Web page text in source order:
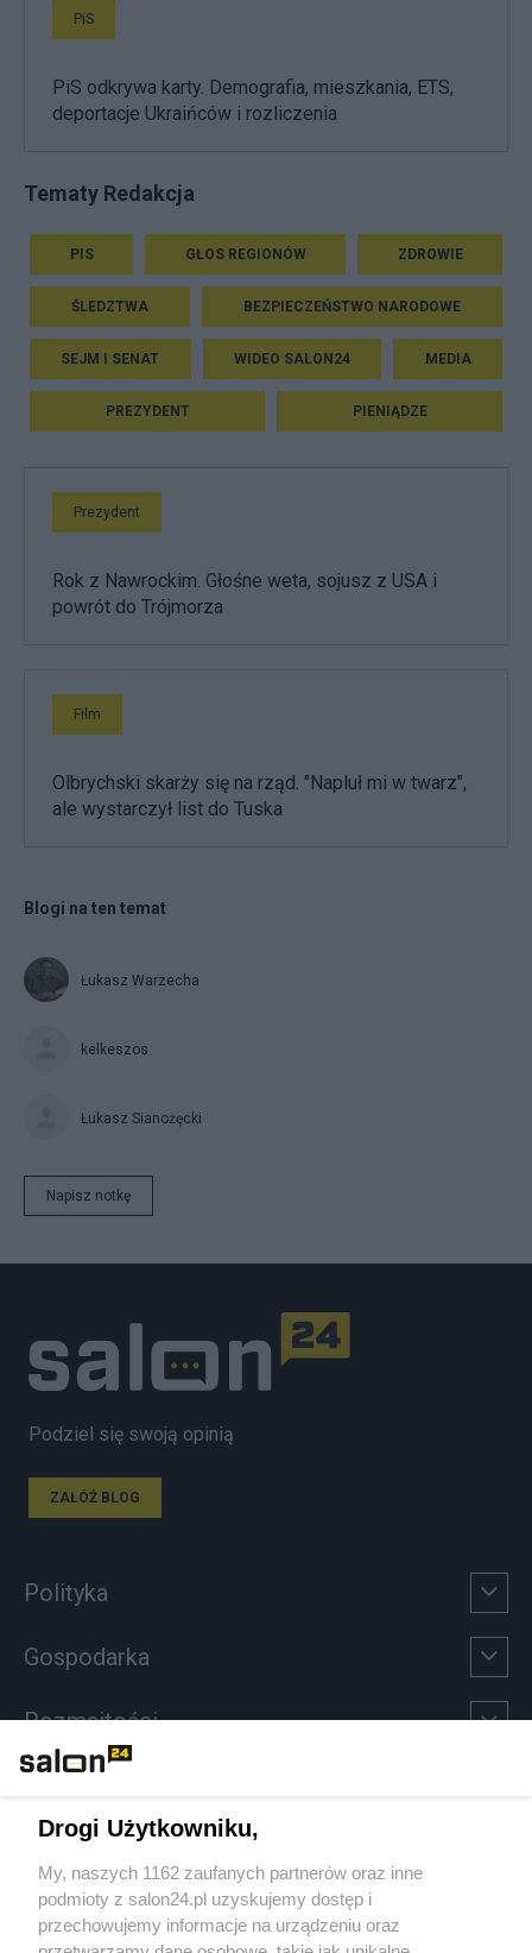
PiS
PiS odkrywa karty. Demografia, mieszkania, ETS,
deportacje Ukraińców i rozliczenia
Tematy Redakcja
PIS GŁOS REGIONÓW ZDROWIE
ŚLEDZTWA BEZPIECZEŃSTWO NARODOWE
SEJM I SENAT WIDEO SALON24 MEDIA
PREZYDENT PIENIĄDZE
Prezydent
Rok z Nawrockim. Głośne weta, sojusz z USA i
powrót do Trójmorza
Film
Olbrychski skarży się na rząd. "Napluł mi w twarz",
ale wystarczył list do Tuska
Blogi na ten temat
Łukasz Warzecha
kelkeszos
Łukasz Sianożęcki
Napisz notkę
Podziel się swoją opinią
ZAŁÓŻ BLOG
Polityka
Gospodarka
Rozmaitości
Sport
Społeczeństwo
Drogi Użytkowniku,
My, naszych 1162 zaufanych partnerów oraz inne
podmioty z salon24.pl uzyskujemy dostęp i
przechowujemy informacje na urządzeniu oraz